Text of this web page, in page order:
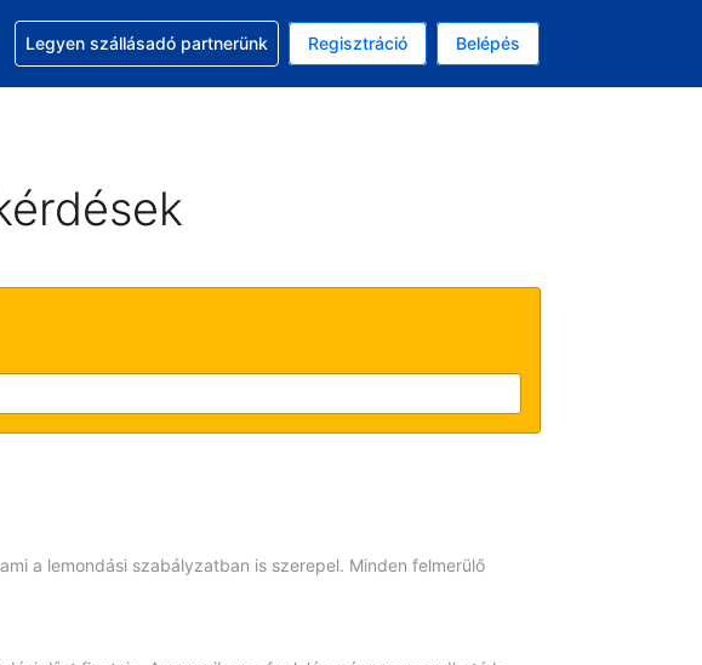
Jelenlegi kiválasztott pénznem: amerikai dollár
Jelenleg kiválasztott nyelv: Magyar
Segítség a foglalással
Legyen szállásadó partnerünk Regisztráció Belépés
a lemondási szabályzatban is szerepel. Minden felmerülő